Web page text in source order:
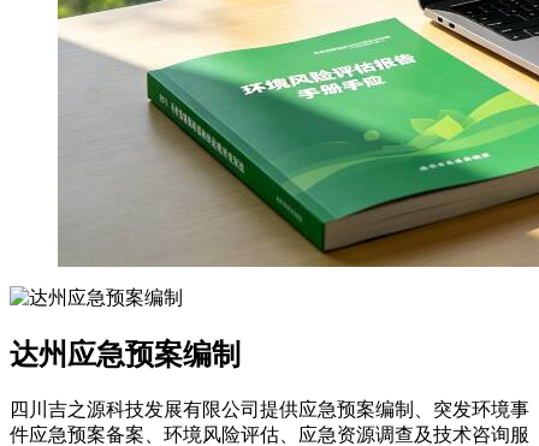
达州应急预案编制
四川吉之源科技发展有限公司提供应急预案编制、突发环境事
件应急预案备案、环境风险评估、应急资源调查及技术咨询服